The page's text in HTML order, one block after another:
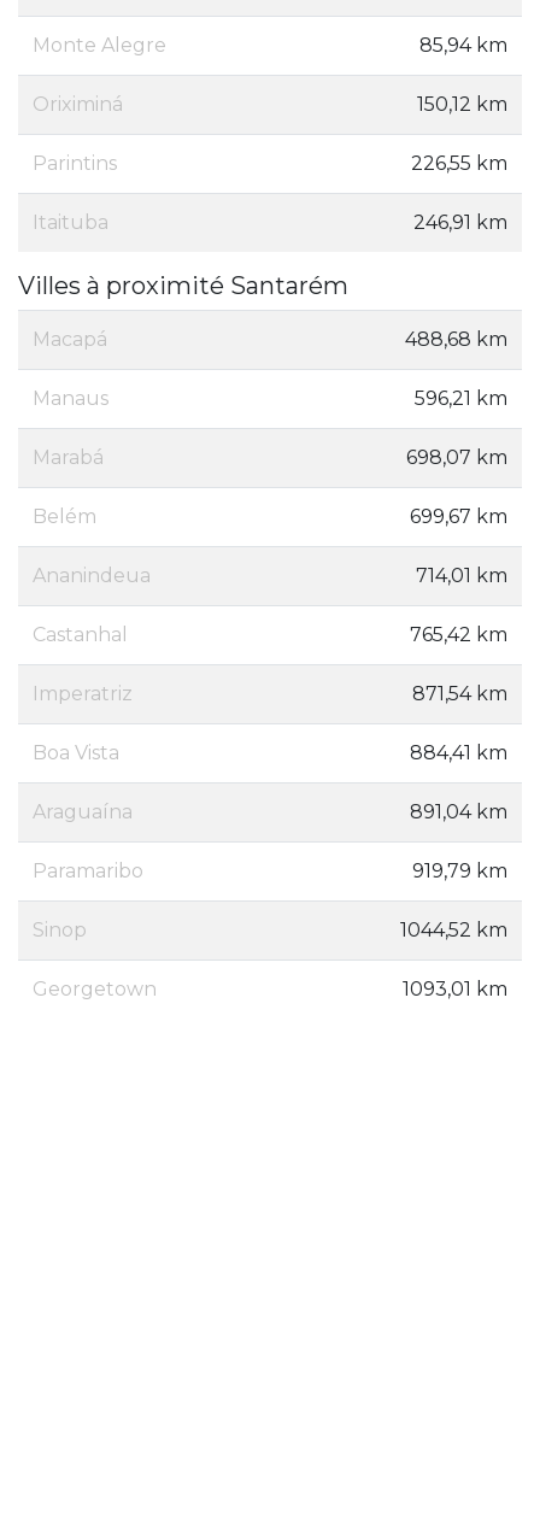
Monte Alegre 85,94 km
Oriximiná 150,12 km
Parintins 226,55 km
Itaituba 246,91 km
Villes à proximité Santarém
Macapá 488,68 km
Manaus 596,21 km
Marabá 698,07 km
Belém 699,67 km
Ananindeua 714,01 km
Castanhal 765,42 km
Imperatriz 871,54 km
Boa Vista 884,41 km
Araguaína 891,04 km
Paramaribo 919,79 km
Sinop 1044,52 km
Georgetown 1093,01 km